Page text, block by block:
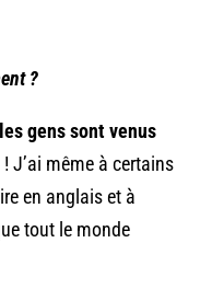
?
gens sont venus
! J’ai même à certains
en anglais et à
tout le monde